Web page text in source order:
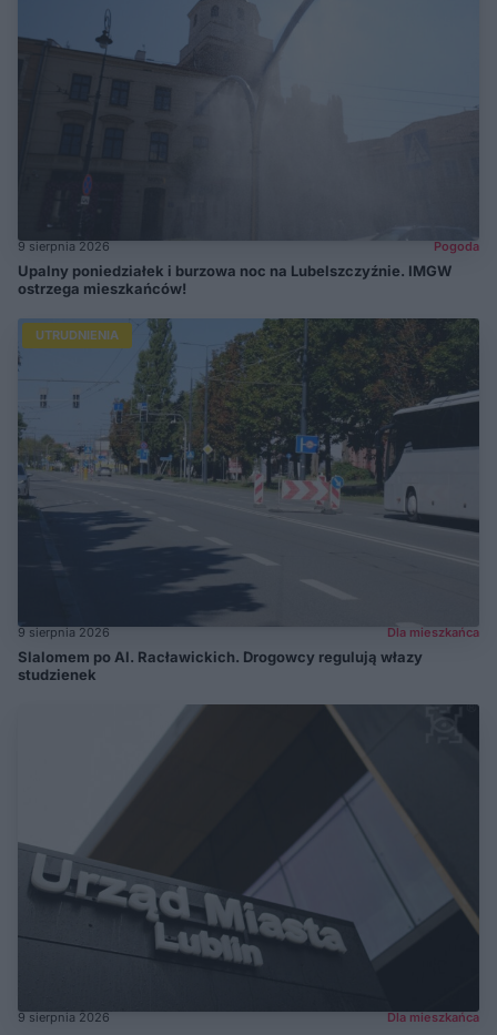
9 sierpnia 2026 Pogoda
Upalny poniedziałek i burzowa noc na Lubelszczyźnie. IMGW
ostrzega mieszkańców!
UTRUDNIENIA
9 sierpnia 2026 Dla mieszkańca
Slalomem po Al. Racławickich. Drogowcy regulują włazy
studzienek
9 sierpnia 2026 Dla mieszkańca